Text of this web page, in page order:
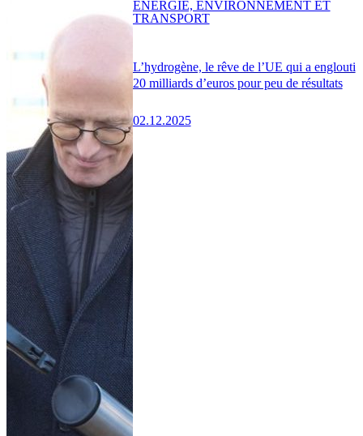
L’hydrogène, le rêve de l’UE qui a englouti
20 milliards d’euros pour peu de résultats
02.12.2025
ENERGIE, ENVIRONNEMENT ET
TRANSPORT